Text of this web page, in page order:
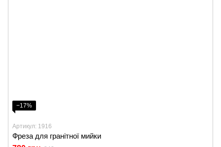
−17%
Артикул: 1916
Фреза для гранітної мийки